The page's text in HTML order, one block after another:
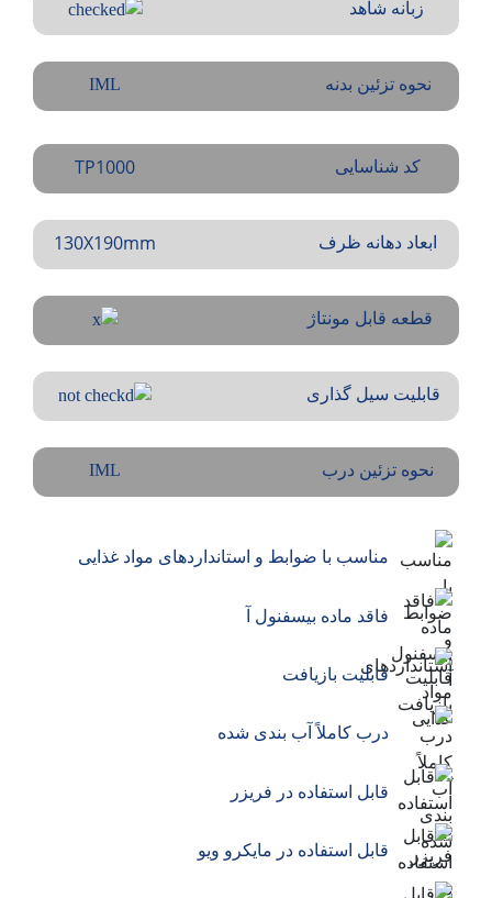
زبانه شاهد
نحوه تزئین بدنه IML
کد شناسایی TP1000
ابعاد دهانه ظرف 130X190mm
قطعه قابل مونتاژ
قابلیت سیل گذاری
نحوه تزئین درب IML
مناسب با ضوابط و استانداردهای مواد غذایی
فاقد ماده بیسفنول آ
قابلیت بازیافت
درب کاملاً آب بندی شده
قابل استفاده در فریزر
قابل استفاده در مایکرو ویو